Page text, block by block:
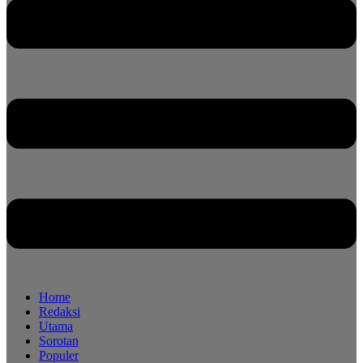
Home
Redaksi
Utama
Sorotan
Populer